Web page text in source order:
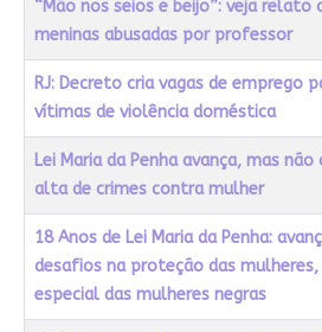
“Mão nos seios e beijo”: veja relato
meninas abusadas por professor
RJ: Decreto cria vagas de emprego
vítimas de violência doméstica
Lei Maria da Penha avança, mas não
alta de crimes contra mulher
18 Anos de Lei Maria da Penha:
desafios na proteção das mulheres,
especial das mulheres negras